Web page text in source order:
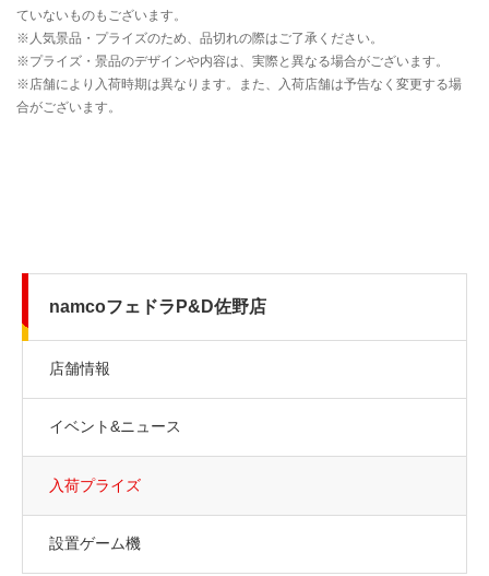
namcoフェドラP&D佐野店
店舗情報
イベント&ニュース
入荷プライズ
設置ゲーム機